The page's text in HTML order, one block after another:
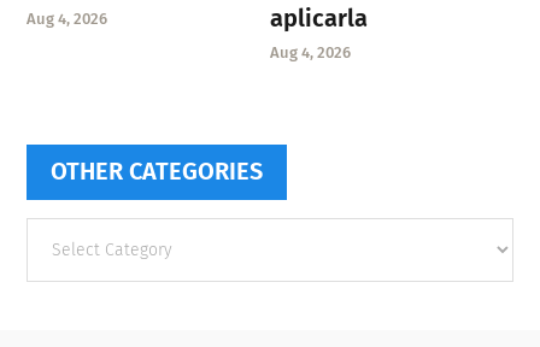
Aug 4, 2026
aplicarla
Aug 4, 2026
OTHER CATEGORIES
categories